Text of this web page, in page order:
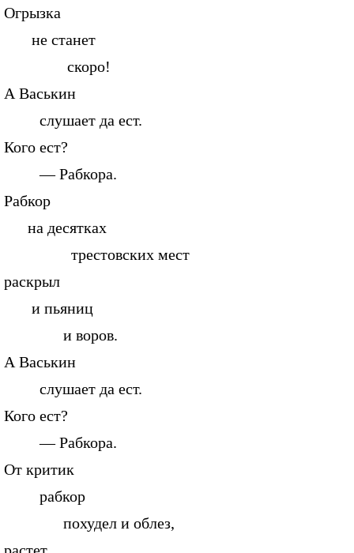
Огрызка
не станет
скоро!
А Васькин
слушает да ест.
Кого ест?
— Рабкора.
Рабкор
на десятках
трестовских мест
раскрыл
и пьяниц
и воров.
А Васькин
слушает да ест.
Кого ест?
— Рабкора.
От критик
рабкор
похудел и облез,